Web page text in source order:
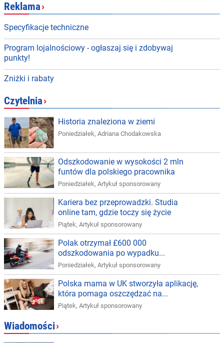
Reklama›
Specyfikacje techniczne
Program lojalnościowy - ogłaszaj się i zdobywaj
punkty!
Zniżki i rabaty
Czytelnia›
Historia znaleziona w ziemi
Poniedziałek, Adriana Chodakowska
Odszkodowanie w wysokości 2 mln
funtów dla polskiego pracownika
Poniedziałek, Artykuł sponsorowany
Kariera bez przeprowadzki. Studia
online tam, gdzie toczy się życie
Piątek, Artykuł sponsorowany
Polak otrzymał £600 000
odszkodowania po wypadku...
Poniedziałek, Artykuł sponsorowany
Polska mama w UK stworzyła aplikację,
która pomaga oszczędzać na...
Piątek, Artykuł sponsorowany
Wiadomości›